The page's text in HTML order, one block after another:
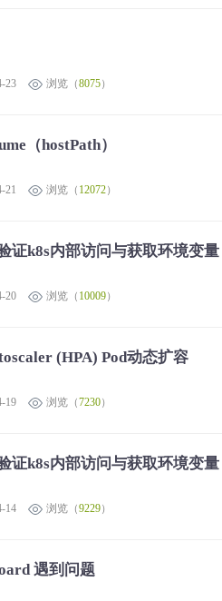
23 浏览（8075）
（hostPath）
21 浏览（ 12072）
证k8s内部访问与获取环境变
20 浏览（ 10009）
(HPA) Pod动态扩容
19 浏览（7230）
证k8s内部访问与获取环境变量
14 浏览（9229）
遇到问题